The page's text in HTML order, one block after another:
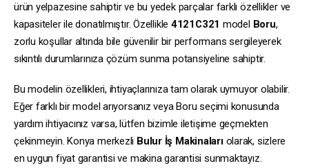
ürün yelpazesine sahiptir ve bu yedek parçalar farklı özellikler ve
kapasiteler ile donatılmıştır. Özellikle 4121C321 model Boru,
zorlu koşullar altında bile güvenilir bir performans sergileyerek
sıkıntılı durumlarınıza çözüm sunma potansiyeline sahiptir.
Bu modelin özellikleri, ihtiyaçlarınıza tam olarak uymuyor olabilir.
Eğer farklı bir model arıyorsanız veya Boru seçimi konusunda
yardım ihtiyacınız varsa, lütfen bizimle iletişime geçmekten
çekinmeyin. Konya merkezli Bulur İş Makinalarıolarak, sizlere
en uygun fiyat garantisi ve makina garantisi sunmaktayız.